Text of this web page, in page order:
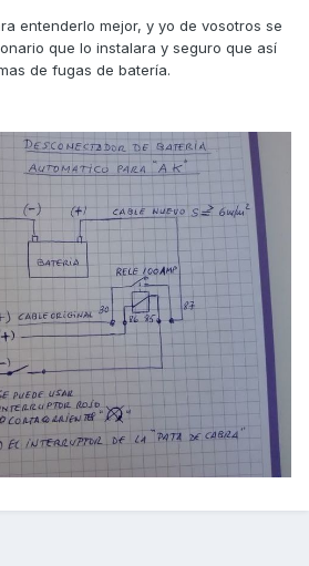
entenderlo mejor, y yo de vosotros se
que lo instalara y seguro que así
de fugas de batería.